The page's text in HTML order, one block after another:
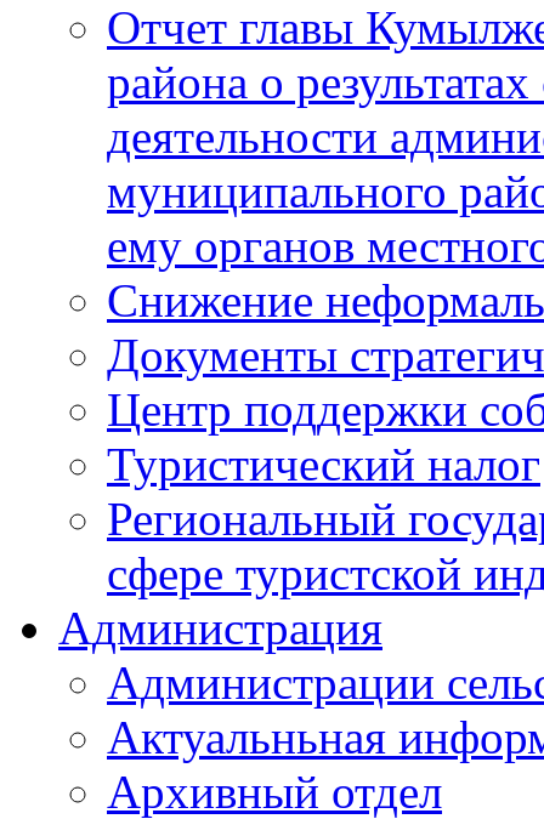
Отчет главы
района о
деятельности
муниципального
ему органов
Снижение
Документы
Центр поддержки
Туристический налог
Региональный
сфере туристской
Администрация
Администрации
Актуальньная
Архивный отдел